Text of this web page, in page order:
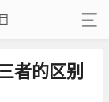
者的区别